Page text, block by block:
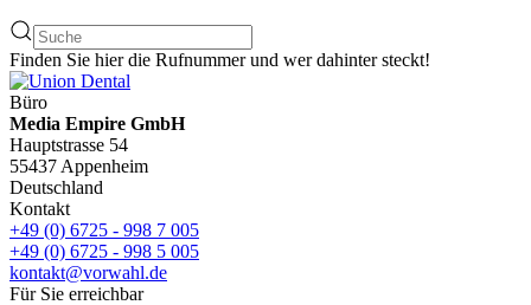
Finden Sie hier die Rufnummer und wer dahinter steckt!
Büro
Media Empire GmbH
Hauptstrasse 54
55437 Appenheim
Deutschland
Kontakt
+49 (0) 6725 - 998 7 005
+49 (0) 6725 - 998 5 005
kontakt@vorwahl.de
Für Sie erreichbar